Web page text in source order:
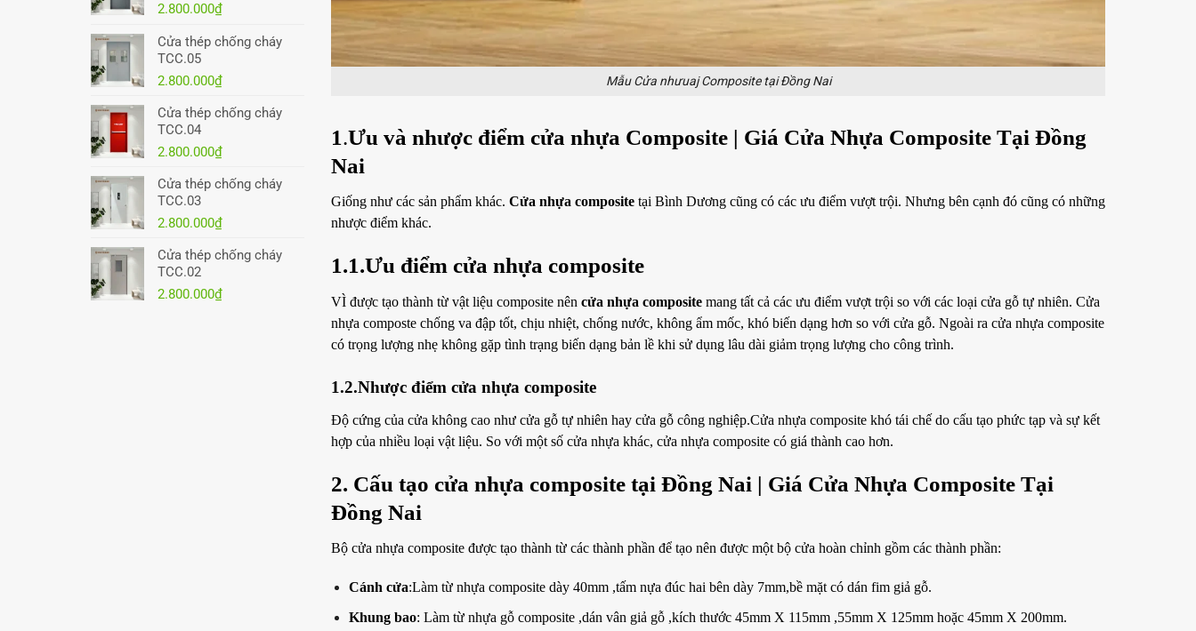
2.800.000₫
Cửa thép chống cháy
TCC.05
2.800.000₫
Cửa thép chống cháy
TCC.04
2.800.000₫
Cửa thép chống cháy
TCC.03
2.800.000₫
Cửa thép chống cháy
TCC.02
2.800.000₫
Mẫu Cửa nhưuaj Composite tại Đồng Nai
1.Ưu và nhược điểm cửa nhựa Composite | Giá Cửa Nhựa Composite Tại Đồng
Nai
Giống như các sản phẩm khác. Cửa nhựa composite tại Bình Dương cũng có các ưu điểm vượt trội. Nhưng bên cạnh đó cũng có những
nhược điểm khác.
1.1.Ưu điểm cửa nhựa composite
VÌ được tạo thành từ vật liệu composite nên cửa nhựa composite mang tất cả các ưu điểm vượt trội so với các loại cửa gỗ tự nhiên. Cửa
nhựa composte chống va đập tốt, chịu nhiệt, chống nước, không ẩm mốc, khó biến dạng hơn so với cửa gỗ. Ngoài ra cửa nhựa composite
có trọng lượng nhẹ không gặp tình trạng biến dạng bản lề khi sử dụng lâu dài giảm trọng lượng cho công trình.
1.2.Nhược điểm cửa nhựa composite
Độ cứng của cửa không cao như cửa gỗ tự nhiên hay cửa gỗ công nghiệp.Cửa nhựa composite khó tái chế do cấu tạo phức tạp và sự kết
hợp của nhiều loại vật liệu. So với một số cửa nhựa khác, cửa nhựa composite có giá thành cao hơn.
2. Cấu tạo cửa nhựa composite tại Đồng Nai | Giá Cửa Nhựa Composite Tại
Đồng Nai
Bộ cửa nhựa composite được tạo thành từ các thành phần để tạo nên được một bộ cửa hoàn chỉnh gồm các thành phần:
Cánh cửa:Làm từ nhựa composite dày 40mm ,tấm nựa đúc hai bên dày 7mm,bề mặt có dán fim giả gỗ.
Khung bao: Làm từ nhựa gỗ composite ,dán vân giả gỗ ,kích thước 45mm X 115mm ,55mm X 125mm hoặc 45mm X 200mm.